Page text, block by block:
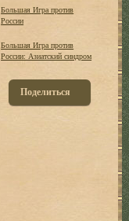
Большая Игра против
России
Большая Игра против
России: Азиатский синдром
Поделиться